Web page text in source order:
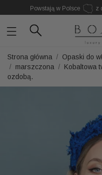
Powstają w Polsce z
Twój znak
Strona główna Opaski do
marszczona
Kobaltowa
ozdobą.